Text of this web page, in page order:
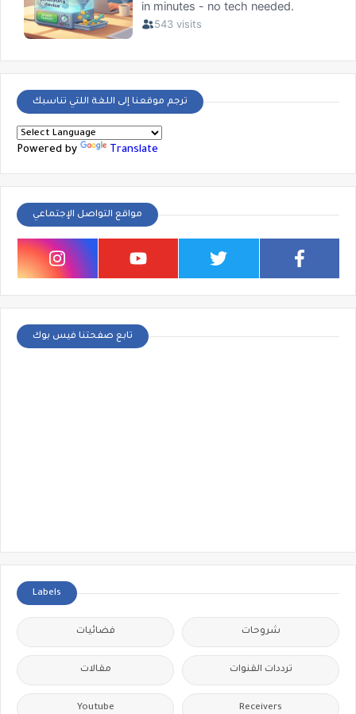
ترجم موقعنا إلى اللغة اللتي تناسبك
Powered by Translate
مواقع التواصل الإجتماعي
تابع صفحتنا فيس بوك
Labels
شروحات فضائيات
ترددات القنوات مقالات
Receivers
Youtube